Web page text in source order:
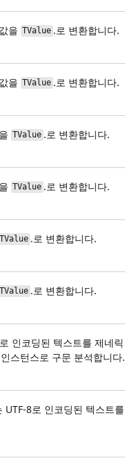
을 TValue .로 변환합니다.
을 TValue .로 변환합니다.
TValue .로 변환합니다.
TValue .로 변환합니다.
TValue .로 변환합니다.
TValue .로 변환합니다.
인코딩된 텍스트를 제네릭
스턴스로 구문 분석합니다.
UTF-8로 인코딩된 텍스트를